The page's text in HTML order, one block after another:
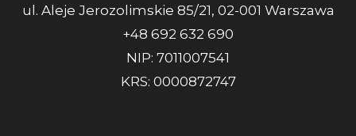
ul. Aleje Jerozolimskie 85/21, 02-001 Warszawa
+48 692 632 690
NIP: 7011007541
KRS: 0000872747